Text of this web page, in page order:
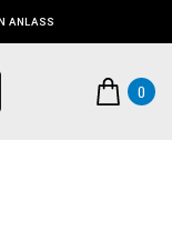
ANLASS
0